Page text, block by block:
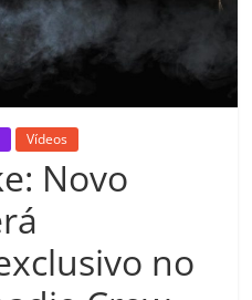
Vídeos
Novo
no